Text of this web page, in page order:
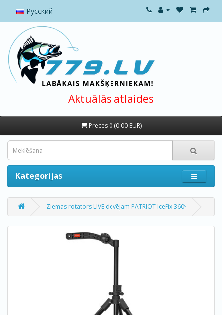
Русский
Aktuālās atlaides
Preces 0 (0.00 EUR)
Kategorijas
Ziemas rotators LIVE devējam PATRIOT IceFix 360º